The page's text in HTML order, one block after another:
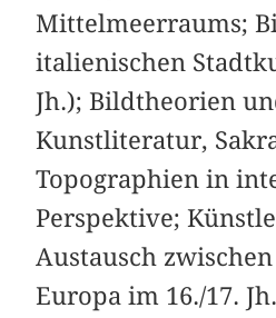
Mittelmeerraums;
italienischen
Jh.); Bildtheorien
Kunstliteratur,
Topographien in
Perspektive;
Austausch
Europa im 16./17.